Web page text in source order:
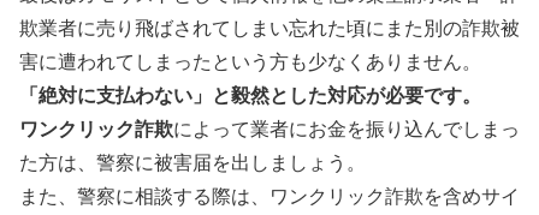
欺業者に売り飛ばされてしまい忘れた頃にまた別の詐欺被
害に遭われてしまったという方も少なくありません。
「絶対に支払わない」と毅然とした対応が必要です。
ワンクリック詐欺によって業者にお金を振り込んでしまっ
た方は、警察に被害届を出しましょう。
また、警察に相談する際は、ワンクリック詐欺を含めサイ